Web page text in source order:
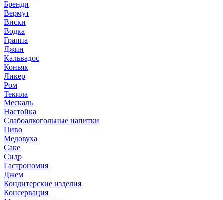
Бренди
Вермут
Виски
Водка
Граппа
Джин
Кальвадос
Коньяк
Ликер
Ром
Текила
Мескаль
Настойка
Слабоалкогольные напитки
Пиво
Медовуха
Саке
Сидр
Гастрономия
Джем
Кондитерские изделия
Консервация